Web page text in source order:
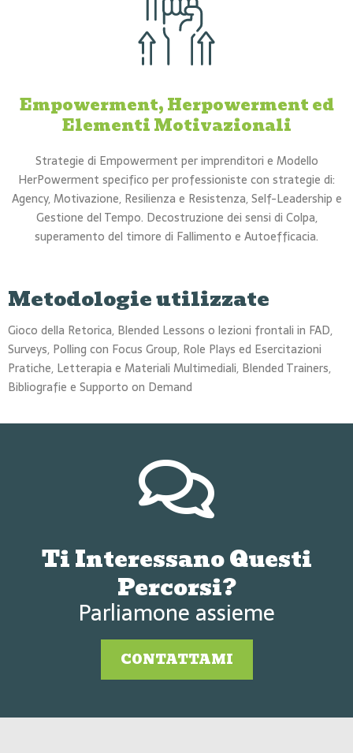
Empowerment, Herpowerment ed
Elementi Motivazionali
Strategie di Empowerment per imprenditori e Modello
HerPowerment specifico per professioniste con strategie di:
Agency, Motivazione, Resilienza e Resistenza, Self-Leadership e
Gestione del Tempo. Decostruzione dei sensi di Colpa,
superamento del timore di Fallimento e Autoefficacia.
Metodologie utilizzate
Gioco della Retorica, Blended Lessons o lezioni frontali in FAD,
Surveys, Polling con Focus Group, Role Plays ed Esercitazioni
Pratiche, Letterapia e Materiali Multimediali, Blended Trainers,
Bibliografie e Supporto on Demand
Ti Interessano Questi
Percorsi?
Parliamone assieme
CONTATTAMI